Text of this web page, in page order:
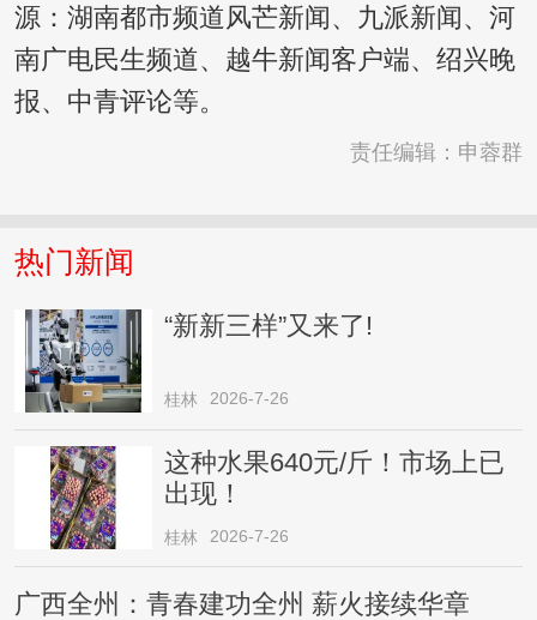
源：湖南都市频道风芒新闻、九派新闻、河
南广电民生频道、越牛新闻客户端、绍兴晚
报、中青评论等。
责任编辑：申蓉群
热门新闻
“新新三样”又来了!
桂林 2026-7-26
这种水果640元/斤！市场上已
出现！
桂林 2026-7-26
广西全州：青春建功全州 薪火接续华章